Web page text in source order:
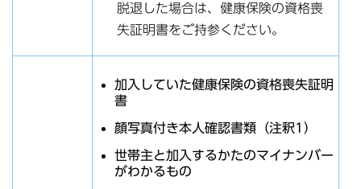
脱退した場合は、健康保険の資格喪
失証明書をご持参ください。
加入していた健康保険の資格喪失証明
書
顔写真付き本人確認書類（注釈1）
世帯主と加入するかたのマイナンバー
がわかるもの